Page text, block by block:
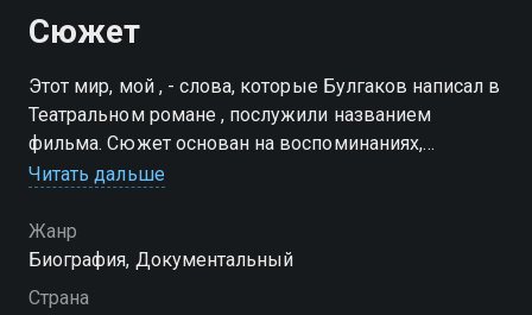
Сюжет
Этот мир, мой , - слова, которые Булгаков написал в
Театральном романе , послужили названием
фильма. Сюжет основан на воспоминаниях,
мемуарах, письмах самого Булгакова и его
В ленте снялись драматург, писатель, историк
Эдвард Радзинский, ведущий актер Театра Романа
Виктюка и режиссер Дмитрий Бозин, актер,
Читать дальше
Жанр
Биография, Документальный
Страна